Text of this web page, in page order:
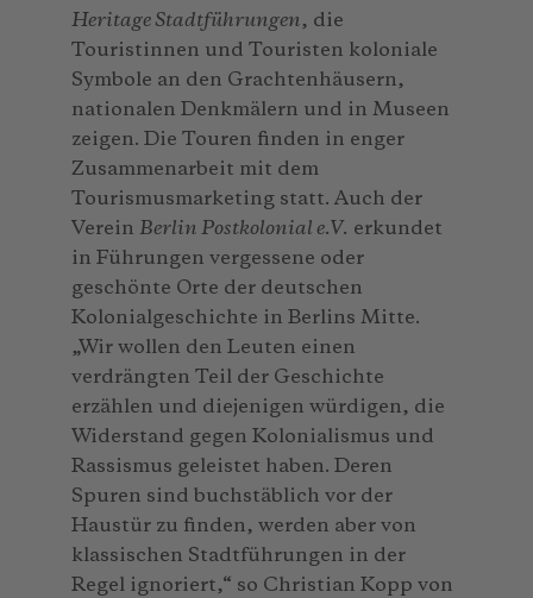
Heritage Stadtführungen, die
Touristinnen und Touristen koloniale
Symbole an den Grachtenhäusern,
nationalen Denkmälern und in Museen
zeigen. Die Touren finden in enger
Zusammenarbeit mit dem
Tourismusmarketing statt. Auch der
Verein Berlin Postkolonial e.V. erkundet
in Führungen vergessene oder
geschönte Orte der deutschen
Kolonialgeschichte in Berlins Mitte.
„Wir wollen den Leuten einen
verdrängten Teil der Geschichte
erzählen und diejenigen würdigen, die
Widerstand gegen Kolonialismus und
Rassismus geleistet haben. Deren
Spuren sind buchstäblich vor der
Haustür zu finden, werden aber von
klassischen Stadtführungen in der
Regel ignoriert,“ so Christian Kopp von